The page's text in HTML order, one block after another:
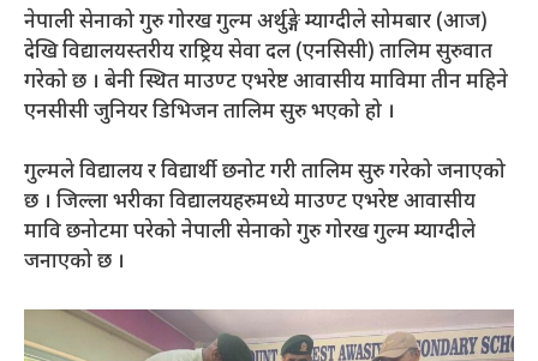
नेपाली सेनाको गुरु गोरख गुल्म अर्थुङ्गे म्याग्दीले सोमबार (आज)
देखि विद्यालयस्तरीय राष्ट्रिय सेवा दल (एनसिसी) तालिम सुरुवात
गरेको छ । बेनी स्थित माउण्ट एभरेष्ट आवासीय माविमा तीन महिने
एनसीसी जुनियर डिभिजन तालिम सुरु भएको हो ।
गुल्मले विद्यालय र विद्यार्थी छनोट गरी तालिम सुरु गरेको जनाएको
छ । जिल्ला भरीका विद्यालयहरुमध्ये माउण्ट एभरेष्ट आवासीय
मावि छनोटमा परेको नेपाली सेनाको गुरु गोरख गुल्म म्याग्दीले
जनाएको छ ।